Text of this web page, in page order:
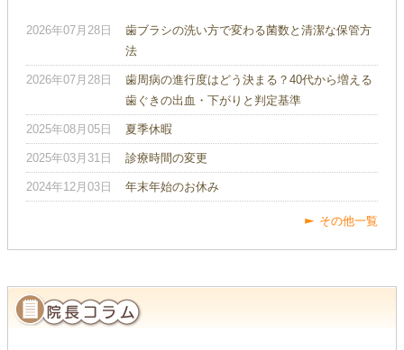
2026年07月28日
歯ブラシの洗い方で変わる菌数と清潔な保管方
法
2026年07月28日
歯周病の進行度はどう決まる？40代から増える
歯ぐきの出血・下がりと判定基準
2025年08月05日 夏季休暇
2025年03月31日 診療時間の変更
2024年12月03日 年末年始のお休み
その他一覧